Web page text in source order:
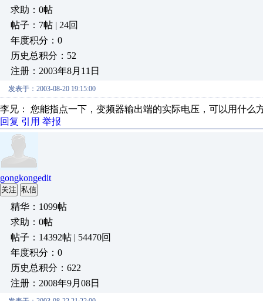
求助：0帖
帖子：7帖 | 24回
年度积分：0
历史总积分：52
注册：2003年8月11日
发表于：2003-08-20 19:15:00
李兄： 您能指点一下，变频器输出端的实际电压，可以用什么
回复 引用 举报
gongkongedit
关注 私信
精华：1099帖
求助：0帖
帖子：14392帖 | 54470回
年度积分：0
历史总积分：622
注册：2008年9月08日